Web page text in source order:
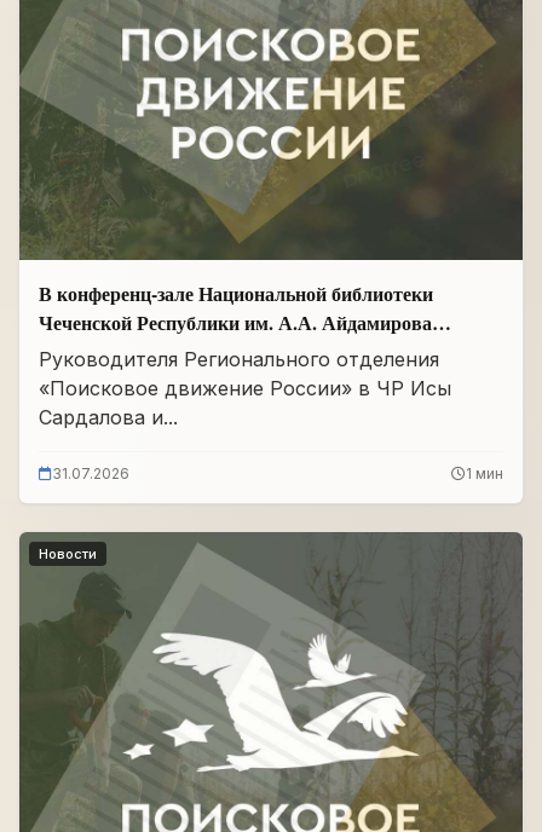
В конференц-зале Национальной библиотеки
Чеченской Республики им. А.А. Айдамирова
прошло заседание
Руководителя Регионального отделения
«Поисковое движение России» в ЧР Исы
Сардалова и...
31.07.2026 1 мин
Новости